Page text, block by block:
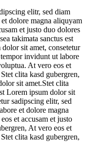
elitr, sed diam
dolore magna aliquyam
et justo duo dolores
takimata sanctus est
sit amet, consetetur
invidunt ut labore
At vero eos et
clita kasd gubergren,
sit amet.Stet clita
Lorem ipsum dolor sit
sadipscing elitr, sed
et dolore magna
et accusam et justo
At vero eos et
clita kasd gubergren,